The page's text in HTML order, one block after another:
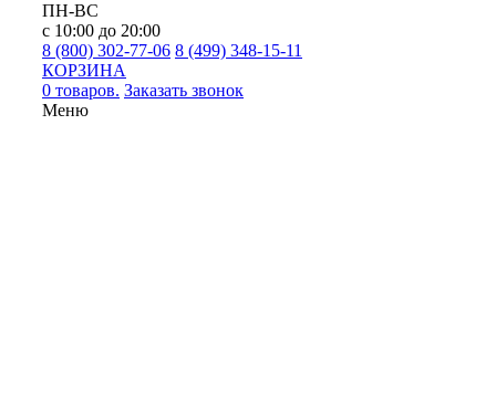
ПН-ВС
с 10:00 до 20:00
8 (800) 302-77-06 8 (499) 348-15-11
КОРЗИНА
0 товаров. Заказать звонок
Меню